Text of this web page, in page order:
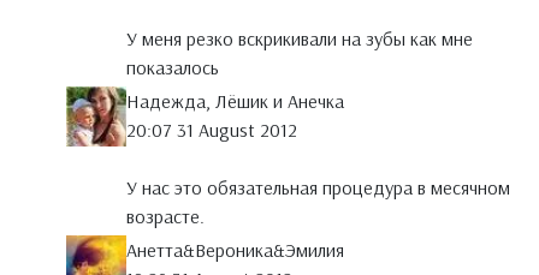
У меня резко вскрикивали на зубы как мне
показалось
Надежда, Лёшик и Анечка
20:07 31 August 2012
У нас это обязательная процедура в месячном
возрасте.
Анетта&Вероника&Эмилия